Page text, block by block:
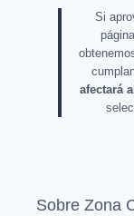
Si
afectará
Sobre Zona